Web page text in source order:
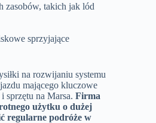
zasobów, takich jak lód
sprzyjające
na rozwijaniu systemu
mającego kluczowe
sprzętu na Marsa. Firma
użytku o dużej
regularne podróże w